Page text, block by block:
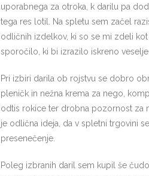
uporabnega za otroka, k darilu pa
tega res lotil. Na spletu sem začel
odličnih izdelkov, ki so se mi zdeli
sporočilo, ki bi izrazilo iskreno
Pri izbiri darila ob rojstvu se dobro
pleničk in nežna krema za nego,
odtis rokice ter drobna pozornost za
je odlična ideja, da v spletni trgovini
presenečenje.
Poleg izbranih daril sem kupil še